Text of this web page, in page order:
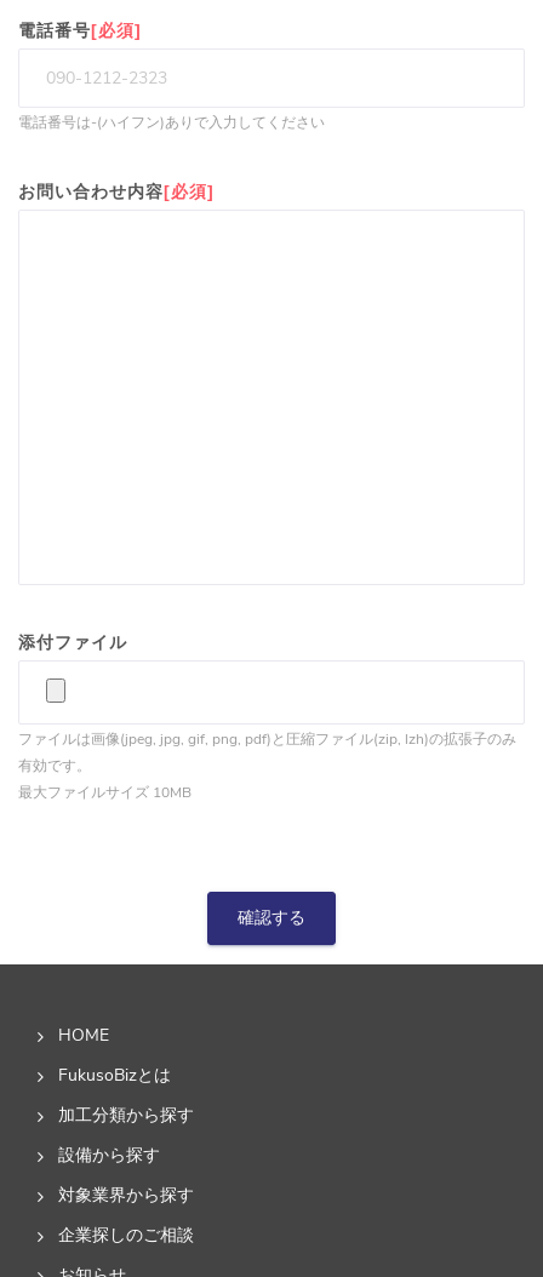
電話番号[必須]
電話番号は-(ハイフン)ありで入力してください
お問い合わせ内容[必須]
添付ファイル
ファイルは画像(jpeg, jpg, gif, png, pdf)と圧縮ファイル(zip, lzh)の拡張子のみ
有効です。
最大ファイルサイズ 10MB
確認する
HOME
FukusoBizとは
加工分類から探す
設備から探す
対象業界から探す
企業探しのご相談